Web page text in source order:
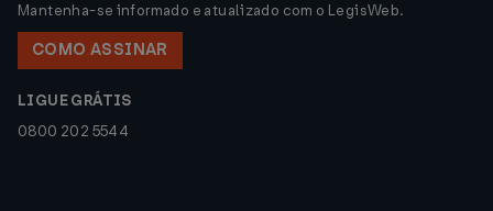
Mantenha-se informado e atualizado com o LegisWeb.
COMO ASSINAR
LIGUE GRÁTIS
0800 202 5544